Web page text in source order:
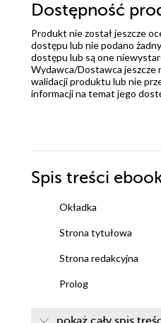
Dostępność
Produkt nie został jeszcze
dostępu lub nie podano
dostępu lub są one
Wydawca/Dostawca jeszcze
walidacji produktu lub nie
informacji na temat jego
Spis treści
Okładka
Strona tytułowa
Strona redakcyjna
Prolog